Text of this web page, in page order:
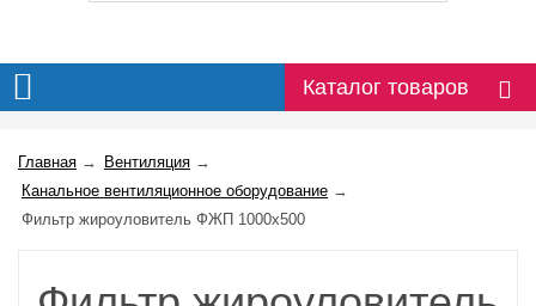
Каталог товаров
Главная → Вентиляция →
Канальное вентиляционное оборудование →
Фильтр жироуловитель ФЖП 1000х500